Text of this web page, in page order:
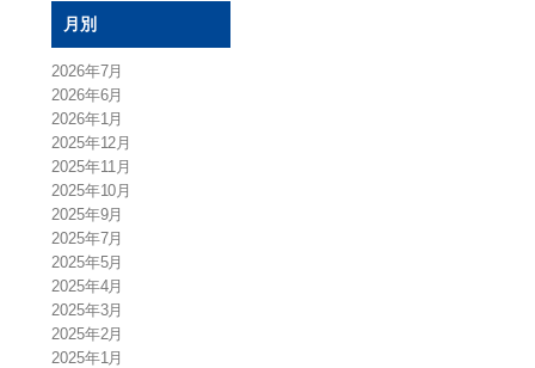
月別
2026年7月
2026年6月
2026年1月
2025年12月
2025年11月
2025年10月
2025年9月
2025年7月
2025年5月
2025年4月
2025年3月
2025年2月
2025年1月